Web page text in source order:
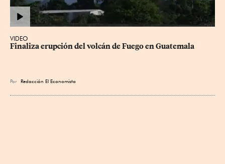
VIDEO
Finaliza erupción del volcán de Fuego en Guatemala
Por Redacción El Economista